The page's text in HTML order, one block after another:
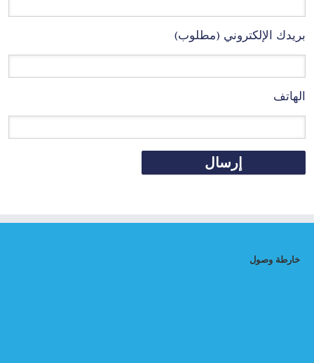
بريدك الإلكتروني (مطلوب)
الهاتف
خارطة وصول